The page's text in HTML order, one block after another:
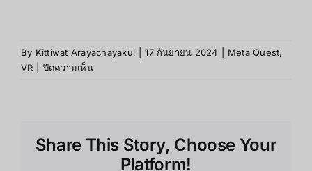
By Kittiwat Arayachayakul 17 กันยายน 2024 Meta Quest,
VR
ปิดความเห็นบน
ข้อ
Share This Story, Choose Your
Platform!